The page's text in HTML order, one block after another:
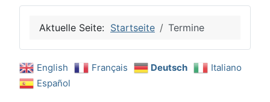
Aktuelle Seite: Startseite Termine
English Français Deutsch
Italiano
Español